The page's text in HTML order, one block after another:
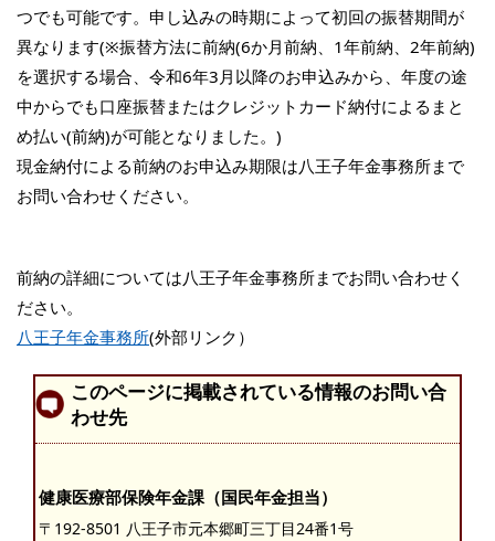
つでも可能です。申し込みの時期によって初回の振替期間が
異なります(※振替方法に前納(6か月前納、1年前納、2年前納)
を選択する場合、令和6年3月以降のお申込みから、年度の途
中からでも口座振替またはクレジットカード納付によるまと
め払い(前納)が可能となりました。)
現金納付による前納のお申込み期限は八王子年金事務所まで
お問い合わせください。
前納の詳細については八王子年金事務所までお問い合わせく
ださい。
八王子年金事務所(外部リンク）
このページに掲載されている情報のお問い合
わせ先
健康医療部保険年金課（国民年金担当）
〒192-8501 八王子市元本郷町三丁目24番1号